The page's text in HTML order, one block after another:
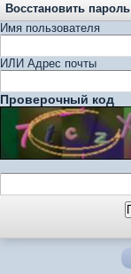
Восстановить пароль
Имя пользователя
ИЛИ Адрес почты
Проверочный код